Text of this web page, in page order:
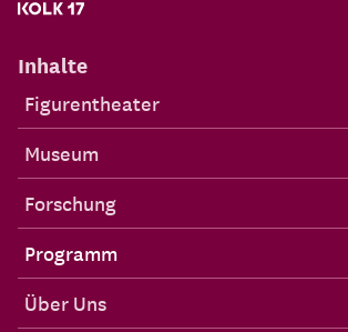
Inhalte
Figurentheater
Museum
Forschung
Programm
Über Uns